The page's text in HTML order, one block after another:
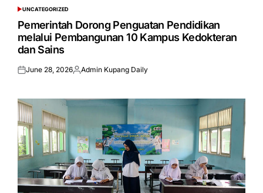
POSTED
IN
UNCATEGORIZED
Pemerintah Dorong Penguatan Pendidikan
melalui Pembangunan 10 Kampus Kedokteran
dan Sains
Posted
June 28, 2026Posted
Admin Kupang Daily